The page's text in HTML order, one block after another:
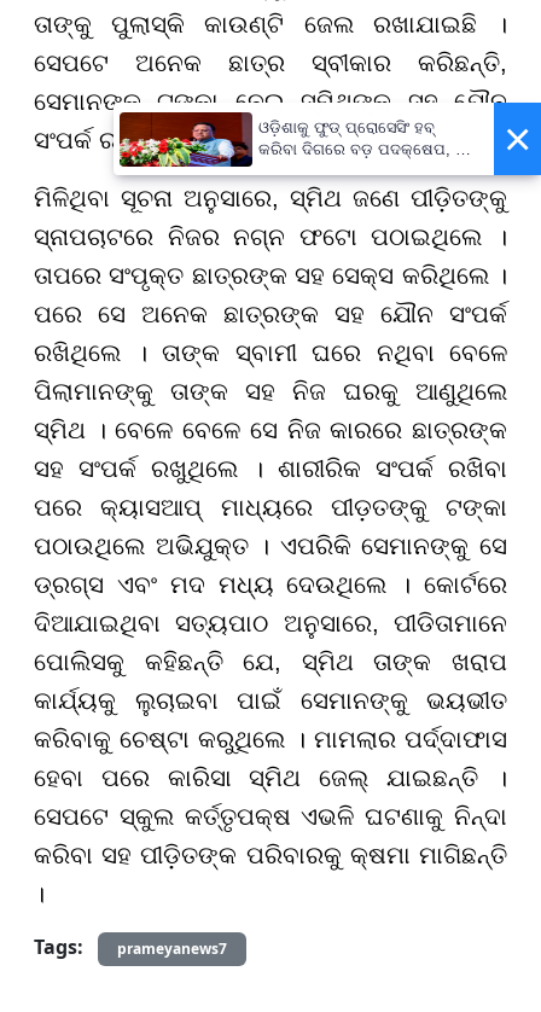
ତାଙ୍କୁ ପୁଲାସ୍କି କାଉଣ୍ଟି ଜେଲ ରଖାଯାଇଛି ।
ସେପଟେ ଅନେକ ଛାତ୍ର ସ୍ବୀକାର କରିଛନ୍ତି,
ସେମାନଙ୍କୁ ଟଙ୍କା ନେଇ ସ୍ମିଥଙ୍କ ସହ ଯୌନ
ସଂପର୍କ ରଖିଥିଲେ ।
ମିଳିଥିବା ସୂଚନା ଅନୁସାରେ, ସ୍ମିଥ ଜଣେ ପୀଡ଼ିତଙ୍କୁ
ସ୍ନାପଚାଟରେ ନିଜର ନଗ୍ନ ଫଟୋ ପଠାଇଥିଲେ ।
ତାପରେ ସଂପୃକ୍ତ ଛାତ୍ରଙ୍କ ସହ ସେକ୍ସ କରିଥିଲେ ।
ପରେ ସେ ଅନେକ ଛାତ୍ରଙ୍କ ସହ ଯୌନ ସଂପର୍କ
ରଖିଥିଲେ । ତାଙ୍କ ସ୍ବାମୀ ଘରେ ନଥିବା ବେଳେ
ପିଲାମାନଙ୍କୁ ତାଙ୍କ ସହ ନିଜ ଘରକୁ ଆଣୁଥିଲେ
ସ୍ମିଥ । ବେଳେ ବେଳେ ସେ ନିଜ କାରରେ ଛାତ୍ରଙ୍କ
ସହ ସଂପର୍କ ରଖୁଥିଲେ । ଶାରୀରିକ ସଂପର୍କ ରଖିବା
ପରେ କ୍ୟାସଆପ୍ ମାଧ୍ୟରେ ପୀଡ଼ତଙ୍କୁ ଟଙ୍କା
ପଠାଉଥିଲେ ଅଭିଯୁକ୍ତ । ଏପରିକି ସେମାନଙ୍କୁ ସେ
ଡ୍ରଗ୍ସ ଏବଂ ମଦ ମଧ୍ୟ ଦେଉଥିଲେ । କୋର୍ଟରେ
ଦିଆଯାଇଥିବା ସତ୍ୟପାଠ ଅନୁସାରେ, ପୀଡିତାମାନେ
ପୋଲିସକୁ କହିଛନ୍ତି ଯେ, ସ୍ମିଥ ତାଙ୍କ ଖରାପ
କାର୍ଯ୍ୟକୁ ଲୁଚାଇବା ପାଇଁ ସେମାନଙ୍କୁ ଭୟଭୀତ
କରିବାକୁ ଚେଷ୍ଟା କରୁଥିଲେ । ମାମଲାର ପର୍ଦ୍ଦାଫାସ
ହେବା ପରେ କାରିସା ସ୍ମିଥ ଜେଲ୍ ଯାଇଛନ୍ତି ।
ସେପଟେ ସ୍କୁଲ କର୍ତ୍ତୃପକ୍ଷ ଏଭଳି ଘଟଣାକୁ ନିନ୍ଦା
କରିବା ସହ ପୀଡ଼ିତଙ୍କ ପରିବାରକୁ କ୍ଷମା ମାଗିଛନ୍ତି
।
Tags:
prameyanews7
×
ଓଡ଼ିଶାକୁ ଫୁଡ୍ ପ୍ରୋସେସିଂ ହବ୍
କରିବା ଦିଗରେ ବଡ଼ ପଦକ୍ଷେପ, ୪୨
ହଜାରରୁ ଅଧିକ ନିଯୁକ୍ତି ସୁଯୋଗ